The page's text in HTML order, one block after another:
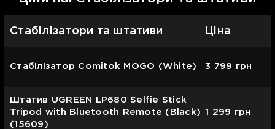
Стабілізатори та штативи Ціна
Стабілізатор Comitok MOGO (White) 3 799 грн
Штатив UGREEN LP680 Selfie Stick
Tripod with Bluetooth Remote (Black)
(15609)
1 299 грн